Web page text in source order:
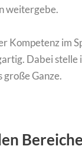
weitergebe.
Kompetenz im
Dabei stelle
große Ganze.